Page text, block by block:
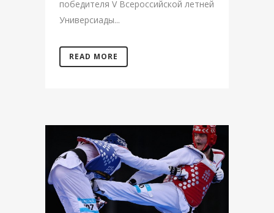
победителя V Всероссийской летней
Универсиады...
READ MORE